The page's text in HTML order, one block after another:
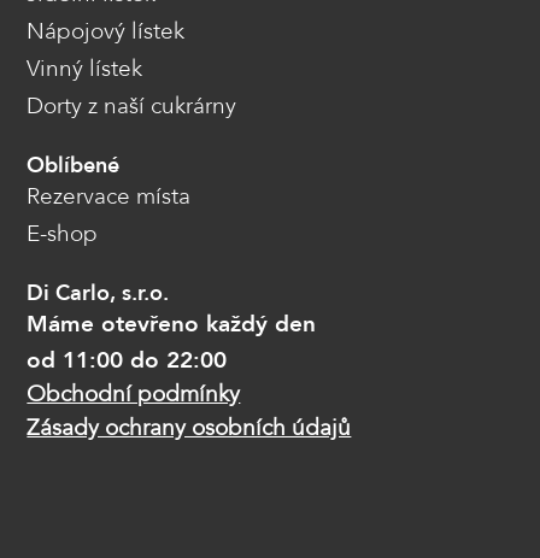
Nápojový lístek
Vinný lístek
Dorty z naší cukrárny
Oblíbené
Rezervace místa
E-shop
Di Carlo, s.r.o.
Máme otevřeno každý den
od 11:00 do 22:00
Obchodní podmínky
Zásady ochrany osobních údajů